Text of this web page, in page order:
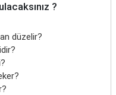
?
düzelir?